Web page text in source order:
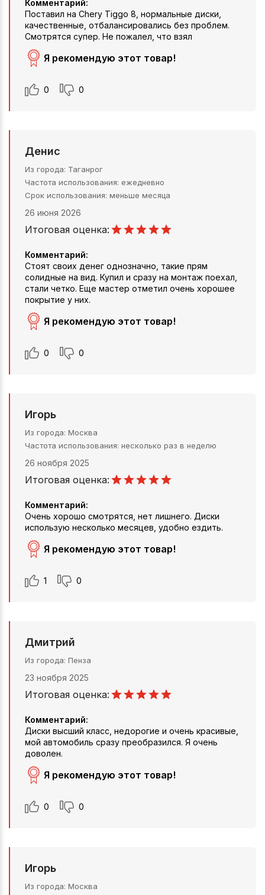
Комментарий:
Поставил на Chery Tiggo 8, нормальные диски,
качественные, отбалансировались без проблем.
Смотрятся супер. Не пожалел, что взял
Я рекомендую этот товар!
0 0
Денис
Из города Таганрог
Частота использования ежедневно
Срок использования меньше месяца
26 июня 2026
Итоговая оценка:
Комментарий:
Стоят своих денег однозначно, такие прям
солидные на вид. Купил и сразу на монтаж поехал,
стали четко. Еще мастер отметил очень хорошее
покрытие у них.
Я рекомендую этот товар!
0 0
Игорь
Из города Москва
Частота использования несколько раз в неделю
26 ноября 2025
Итоговая оценка:
Комментарий:
Очень хорошо смотрятся, нет лишнего. Диски
использую несколько месяцев, удобно ездить.
Я рекомендую этот товар!
1 0
Дмитрий
Из города Пенза
23 ноября 2025
Итоговая оценка:
Комментарий:
Диски высший класс, недорогие и очень красивые,
мой автомобиль сразу преобразился. Я очень
доволен.
Я рекомендую этот товар!
0 0
Игорь
Из города Москва